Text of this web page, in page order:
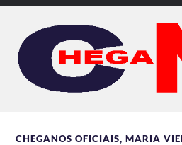
CHEGANOS OFICIAIS,MARIA